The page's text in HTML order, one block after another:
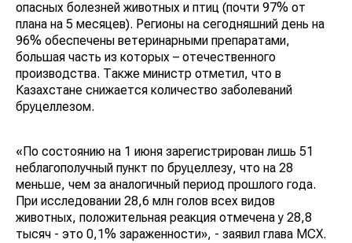
опасных болезней животных и птиц (почти 97% от
плана на 5 месяцев). Регионы на сегодняшний день на
96% обеспечены ветеринарными препаратами,
большая часть из которых – отечественного
производства. Также министр отметил, что в
Казахстане снижается количество заболеваний
бруцеллезом.
«По состоянию на 1 июня зарегистрирован лишь 51
неблагополучный пункт по бруцеллезу, что на 28
меньше, чем за аналогичный период прошлого года.
При исследовании 28,6 млн голов всех видов
животных, положительная реакция отмечена у 28,8
тысяч - это 0,1% зараженности», - заявил глава МСХ.